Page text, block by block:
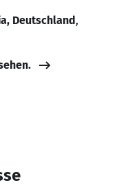
Deutschland,